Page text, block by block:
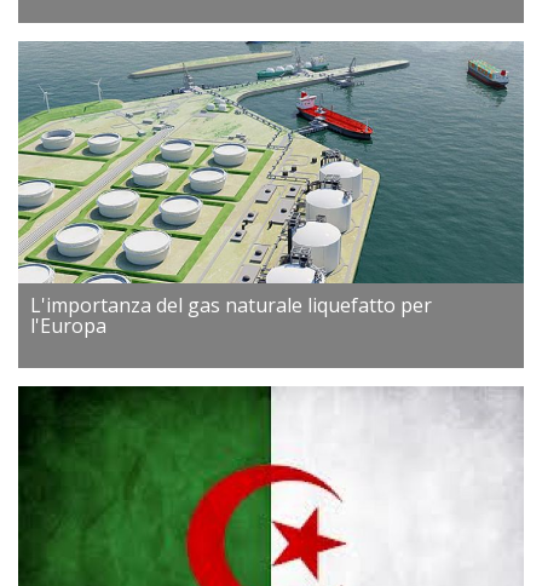
L'importanza del gas naturale liquefatto per
l'Europa